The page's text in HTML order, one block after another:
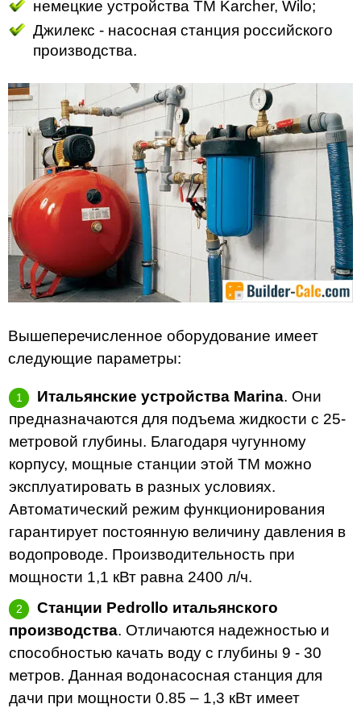
немецкие устройства ТМ Karcher, Wilo;
Джилекс - насосная станция российского
производства.
Вышеперечисленное оборудование имеет
следующие параметры:
Итальянские устройства Marina. Они
предназначаются для подъема жидкости с 25-
метровой глубины. Благодаря чугунному
корпусу, мощные станции этой ТМ можно
эксплуатировать в разных условиях.
Автоматический режим функционирования
гарантирует постоянную величину давления в
водопроводе. Производительность при
мощности 1,1 кВт равна 2400 л/ч.
Станции Pedrollo итальянского
производства. Отличаются надежностью и
способностью качать воду с глубины 9 - 30
метров. Данная водонасосная станция для
дачи при мощности 0.85 – 1,3 кВт имеет